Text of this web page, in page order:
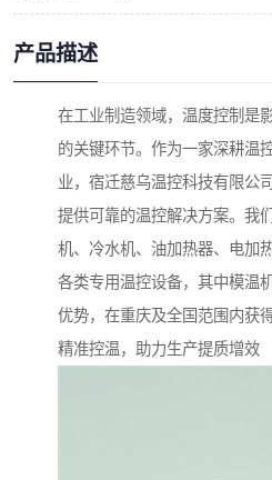
产品描述
在工业制造领域，温度控制是
的关键环节。作为一家深耕温
业，宿迁慈乌温控科技有限公
提供可靠的温控解决方案。我
机、冷水机、油加热器、电加
各类专用温控设备，其中模温
优势，在重庆及全国范围内获
精准控温，助力生产提质增效